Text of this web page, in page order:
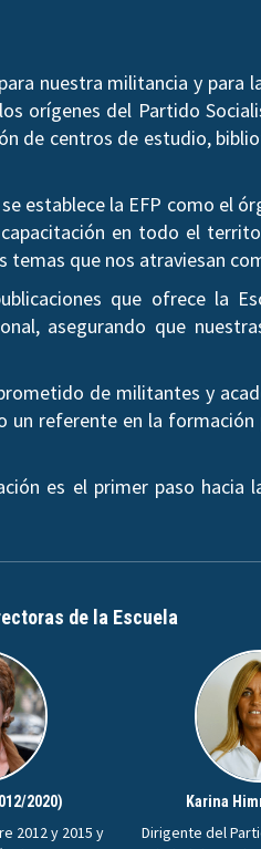
nuestra militancia y para
orígenes del Partido
de centros de estudio,
establece la EFP como el
en todo el
temas que nos atraviesan
que ofrece la
asegurando que
de militantes y
un referente en la
es el primer paso hacia
de la Escuela
2020)
2012 y 2015 y
Karina
Dirigente del